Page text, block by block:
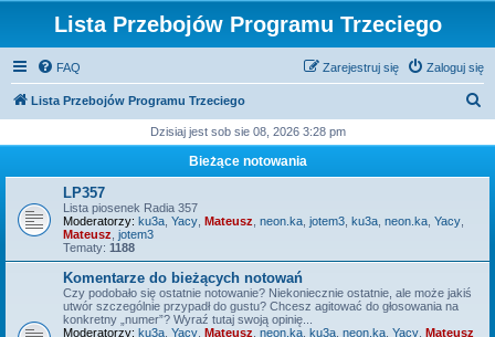
Lista Przebojów Programu Trzeciego
FAQ Zaloguj się
Zarejestruj się
Lista Przebojów Programu Trzeciego
k
Dzisiaj jest sob sie 08, 2026 3:28 pm
Bieżące notowania
LP357
Lista piosenek Radia 357
Moderatorzy: ku3a Yacy Mateusz neon.ka jotem3 ku3a neon.ka Yacy
Mateusz jotem3
Tematy: 1188
Komentarze do bieżących notowań
Czy podobało się ostatnie notowanie? Niekoniecznie ostatnie, ale może jakiś
utwór szczególnie przypadł do gustu? Chcesz agitować do głosowania na
konkretny „numer”? Wyraź tutaj swoją opinię...
Moderatorzy: ku3a Yacy Mateusz neon.ka ku3a neon.ka Yacy Mateusz